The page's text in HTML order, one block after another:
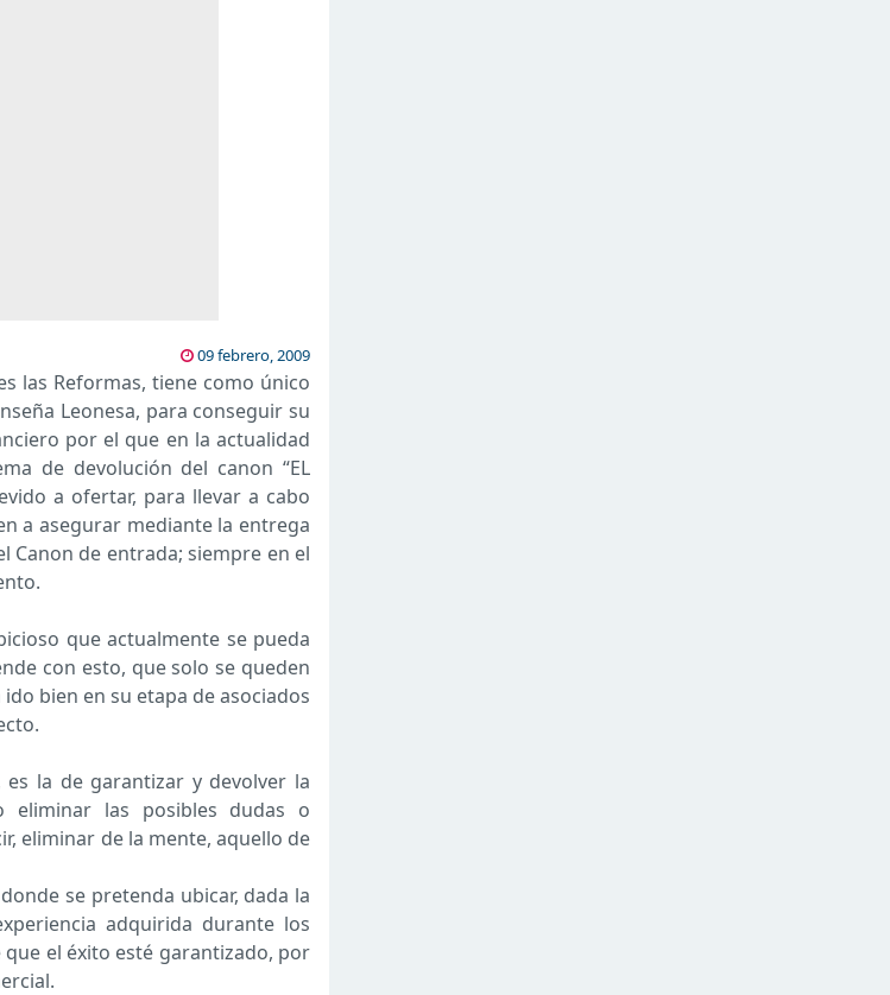
09 febrero, 2009
las Reformas, tiene como único
Leonesa, para conseguir su
por el que en la actualidad
de devolución del canon “EL
a ofertar, para llevar a cabo
a asegurar mediante la entrega
Canon de entrada; siempre en el
que actualmente se pueda
con esto, que solo se queden
bien en su etapa de asociados
la de garantizar y devolver la
eliminar las posibles dudas o
eliminar de la mente, aquello de
se pretenda ubicar, dada la
adquirida durante los
el éxito esté garantizado, por